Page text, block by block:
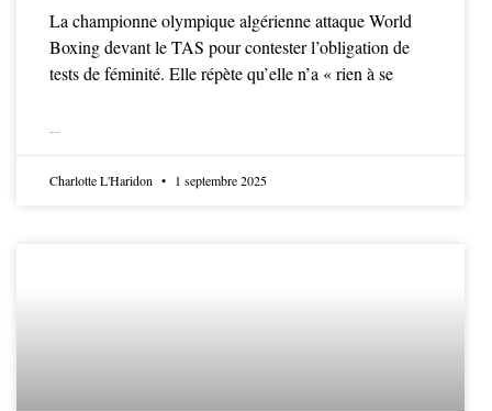
La championne olympique algérienne attaque World
Boxing devant le TAS pour contester l’obligation de
tests de féminité. Elle répète qu’elle n’a « rien à se
Charlotte L'Haridon 1 septembre 2025